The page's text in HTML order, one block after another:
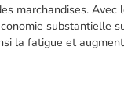
marchandises.
substantielle
la fatigue et